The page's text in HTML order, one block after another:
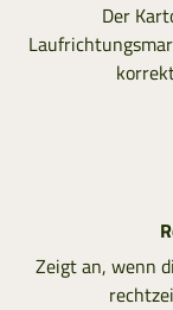
Der
Zeigt an, wenn